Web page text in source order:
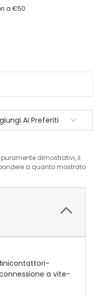
a €50
Ai Preferiti
dimostrativi, il
a quanto mostrato.
a vite-